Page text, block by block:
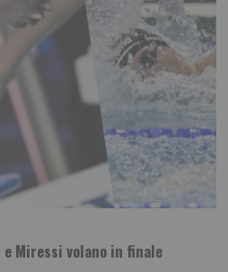
Miressi volano in finale